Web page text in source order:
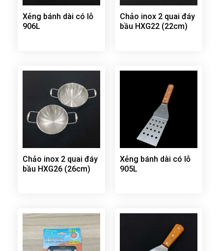
Xẻng bánh dài có lỗ
906L
Chảo inox 2 quai đáy
bầu HXG22 (22cm)
Chảo inox 2 quai đáy
bầu HXG26 (26cm)
Xẻng bánh dài có lỗ
905L